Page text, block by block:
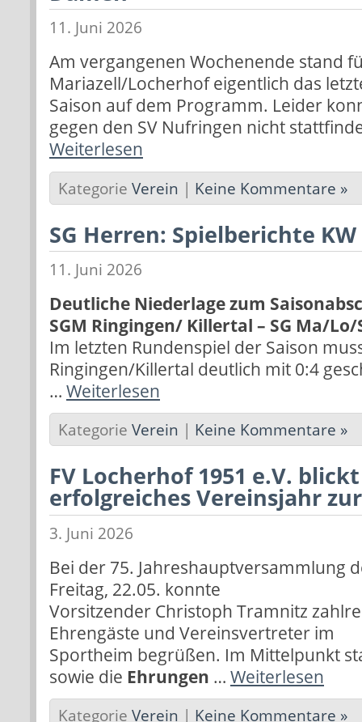
11. Juni 2026
Am vergangenen Wochenende stand
Mariazell/Locherhof eigentlich das
Saison auf dem Programm. Leider
gegen den SV Nufringen nicht
Weiterlesen
Kategorie Verein | Keine Kommentare »
SG Herren: Spielberichte KW
11. Juni 2026
Deutliche Niederlage zum
SGM Ringingen/ Killertal – SG Ma/Lo/
Im letzten Rundenspiel der Saison
Ringingen/Killertal deutlich mit 0:4
… Weiterlesen
Kategorie Verein | Keine Kommentare »
FV Locherhof 1951 e.V.
erfolgreiches Vereinsjahr
3. Juni 2026
Bei der 75. Jahreshauptversammlung
Freitag, 22.05. konnte
Vorsitzender Christoph Tramnitz
Ehrengäste und Vereinsvertreter im
Sportheim begrüßen. Im Mittelpunkt
sowie die Ehrungen … Weiterlesen
Kategorie Verein | Keine Kommentare »